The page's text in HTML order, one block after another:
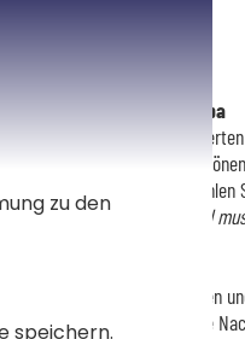
außergewöhnlichen Papa
originellen und
oder um die Ankunft der
Sommer über begleiten.
,Super Papa Starker und
kann Papa stilvoll spielen
Name oder seine gravierte
zu den
speichern.